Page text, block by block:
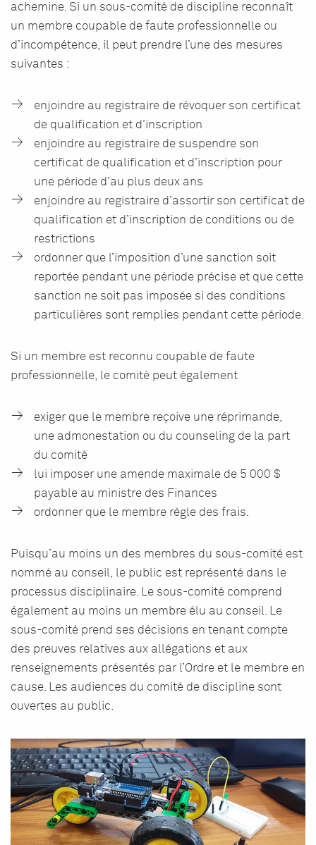
achemine. Si un sous-comité de discipline reconnaît
un membre coupable de faute professionnelle ou
d’incompétence, il peut prendre l’une des mesures
suivantes :
enjoindre au registraire de révoquer son certificat
de qualification et d’inscription
enjoindre au registraire de suspendre son
certificat de qualification et d’inscription pour
une période d’au plus deux ans
enjoindre au registraire d’assortir son certificat de
qualification et d’inscription de conditions ou de
restrictions
ordonner que l’imposition d’une sanction soit
reportée pendant une période précise et que cette
sanction ne soit pas imposée si des conditions
particulières sont remplies pendant cette période.
Si un membre est reconnu coupable de faute
professionnelle, le comité peut également
exiger que le membre reçoive une réprimande,
une admonestation ou du counseling de la part
du comité
lui imposer une amende maximale de 5 000 $
payable au ministre des Finances
ordonner que le membre règle des frais.
Puisqu’au moins un des membres du sous-comité est
nommé au conseil, le public est représenté dans le
processus disciplinaire. Le sous-comité comprend
également au moins un membre élu au conseil. Le
sous-comité prend ses décisions en tenant compte
des preuves relatives aux allégations et aux
renseignements présentés par l’Ordre et le membre en
cause. Les audiences du comité de discipline sont
ouvertes au public.